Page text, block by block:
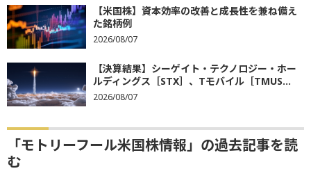
【米国株】資本効率の改善と成長性を兼ね備え
た銘柄例
2026/08/07
【決算結果】シーゲイト・テクノロジー・ホー
ルディングス［STX］、Tモバイル［TMUS...
2026/08/07
「モトリーフール米国株情報」の過去記事を読
む